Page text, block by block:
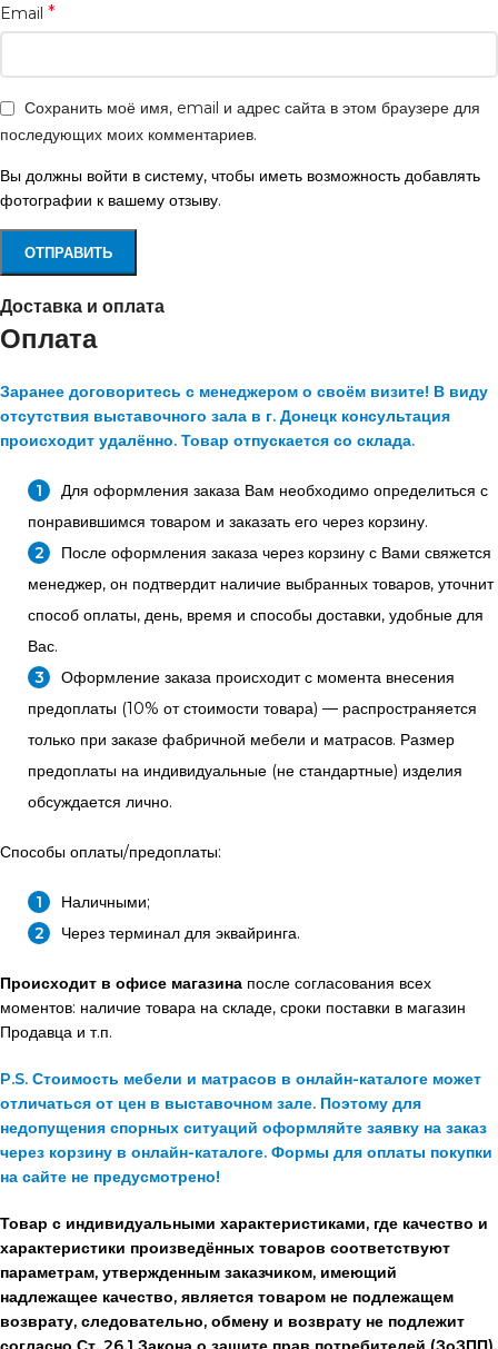
Email *
Сохранить моё имя, email и адрес сайта в этом браузере для
последующих моих комментариев.
Вы должны войти в систему, чтобы иметь возможность добавлять
фотографии к вашему отзыву.
Доставка и оплата
Оплата
Заранее договоритесь с менеджером о своём визите! В виду
отсутствия выставочного зала в г. Донецк консультация
происходит удалённо. Товар отпускается со склада.
Для оформления заказа Вам необходимо определиться с
понравившимся товаром и заказать его через корзину.
После оформления заказа через корзину с Вами свяжется
менеджер, он подтвердит наличие выбранных товаров, уточнит
способ оплаты, день, время и способы доставки, удобные для
Вас.
Оформление заказа происходит с момента внесения
предоплаты (10% от стоимости товара) — распространяется
только при заказе фабричной мебели и матрасов. Размер
предоплаты на индивидуальные (не стандартные) изделия
обсуждается лично.
Способы оплаты/предоплаты:
Наличными;
Через терминал для эквайринга.
Происходит в офисе магазина после согласования всех
моментов: наличие товара на складе, сроки поставки в магазин
Продавца и т.п.
P.S. Стоимость мебели и матрасов в онлайн-каталоге может
отличаться от цен в выставочном зале. Поэтому для
недопущения спорных ситуаций оформляйте заявку на заказ
через корзину в онлайн-каталоге. Формы для оплаты покупки
на сайте не предусмотрено!
Товар с индивидуальными характеристиками, где качество и
характеристики произведённых товаров соответствуют
параметрам, утвержденным заказчиком, имеющий
надлежащее качество, является товаром не подлежащем
возврату, следовательно, обмену и возврату не подлежит